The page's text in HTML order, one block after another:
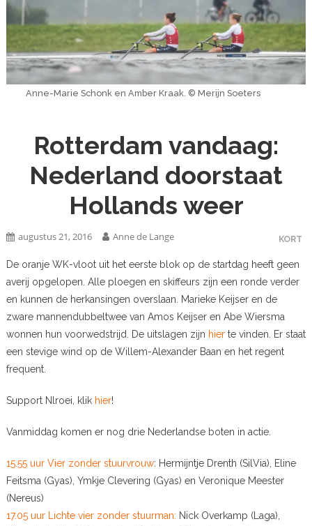
Anne-Marie Schonk en Amber Kraak. © Merijn Soeters
Rotterdam vandaag:
Nederland doorstaat
Hollands weer
KORT
augustus 21, 2016 Anne de Lange
De oranje WK-vloot uit het eerste blok op de startdag heeft geen
averij opgelopen. Alle ploegen en skiffeurs zijn een ronde verder
en kunnen de herkansingen overslaan. Marieke Keijser en de
zware mannendubbeltwee van Amos Keijser en Abe Wiersma
wonnen hun voorwedstrijd. De uitslagen zijn hierte vinden. Er staat
een stevige wind op de Willem-Alexander Baan en het regent
frequent.
Support Nlroei, klik hier!
Vanmiddag komen er nog drie Nederlandse boten in actie.
15.55 uur Vier zonder stuurvrouw: Hermijntje Drenth (SilVia), Eline
Feitsma (Gyas), Ymkje Clevering (Gyas) en Veronique Meester
(Nereus)
17.05 uur Lichte vier zonder stuurman: Nick Overkamp (Laga),